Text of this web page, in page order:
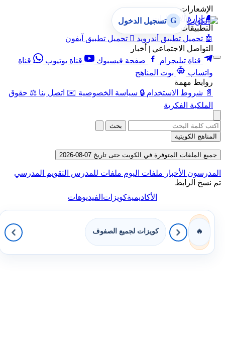
الإشعارات
🔔 إدارة الإشعارات
التطبيقات
🤖 تحميل تطبيق أندرويد 
تحميل تطبيق آيفون
التواصل الاجتماعي | أخبار
قناة تيليجرام
صفحة فيسبوك قناة يوتيوب
قناة
واتساب
بوت المناهج
روابط مهمة
📄
شروط الاستخدام 🔒 سياسة الخصوصية ✉️ اتصل بنا ⚖️ حقوق
الملكية الفكرية
G تسجيل الدخول
بحث
المناهج الكويتية
جميع الملفات المتوفرة في الكويت حتى تاريخ 07-08-2026
المدرسونالأخبار ملفات اليومملفات للمدرس التقويم المدرسي
تم نسخ الرابط
الأكاديميةكويزاتالفيديوهات
🔥 كويزات لجميع الصفوف